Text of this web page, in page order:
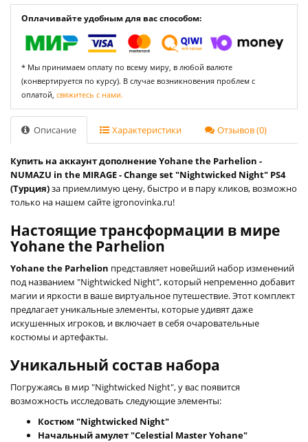
Оплачивайте удобным для вас способом:
* Мы принимаем оплату по всему миру, в любой валюте
(конвертируется по курсу). В случае возникновения проблем с
оплатой, свяжитесь с нами.
Описание Характеристики Отзывов (0)
Купить на аккаунт дополнение Yohane the Parhelion -
NUMAZU in the MIRAGE - Change set "Nightwicked Night" PS4
(Турция)за приемлимую цену, быстро и в пару кликов, возможно
только на нашем сайте igronovinka.ru!
Настоящие трансформации в мире
Yohane the Parhelion
Yohane the Parhelion представляет новейший набор изменений
под названием "Nightwicked Night", который непременно добавит
магии и яркости в ваше виртуальное путешествие. Этот комплект
предлагает уникальные элементы, которые удивят даже
искушенных игроков, и включает в себя очаровательные
костюмы и артефакты.
Уникальный состав набора
Погружаясь в мир "Nightwicked Night", у вас появится
возможность исследовать следующие элементы:
Костюм "Nightwicked Night"
Начальный амулет "Celestial Master Yohane"